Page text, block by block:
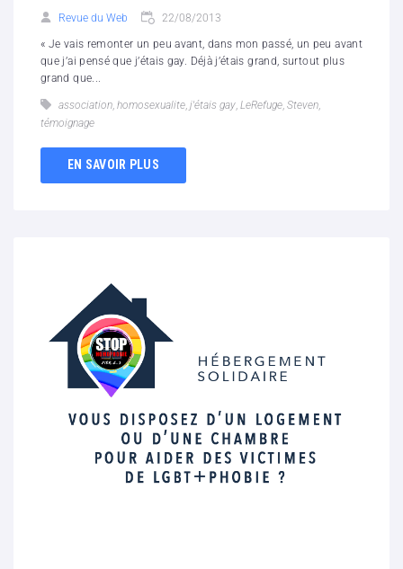
Revue du Web 22/08/2013
« Je vais remonter un peu avant, dans mon passé, un peu avant
que j’ai pensé que j’étais gay. Déjà j’étais grand, surtout plus
grand que...
association homosexualite j'étais gay LeRefuge Steven
témoignage
EN SAVOIR PLUS